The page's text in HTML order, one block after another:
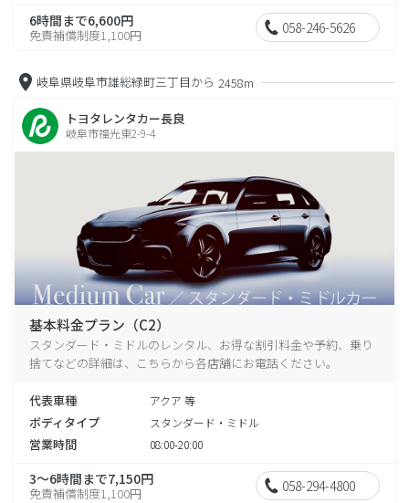
6時間まで6,600円
免責補償制度1,100円 058-246-5626
岐阜県岐阜市雄総緑町三丁目から 2458m
トヨタレンタカー長良
岐阜市福光東2-9-4
基本料金プラン（C2）
スタンダード・ミドルのレンタル、お得な割引料金や予約、乗り
捨てなどの詳細は、こちらから各店舗にお電話ください。
代表車種 アクア 等
ボディタイプ スタンダード・ミドル
営業時間 08:00-20:00
3～6時間まで7,150円
免責補償制度1,100円 058-294-4800